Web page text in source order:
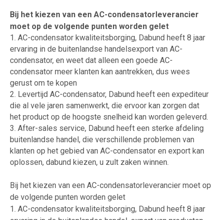
Bij het kiezen van een AC-condensatorleverancier
moet op de volgende punten worden gelet
1. AC-condensator kwaliteitsborging, Dabund heeft 8 jaar
ervaring in de buitenlandse handelsexport van AC-
condensator, en weet dat alleen een goede AC-
condensator meer klanten kan aantrekken, dus wees
gerust om te kopen
2. Levertijd AC-condensator, Dabund heeft een expediteur
die al vele jaren samenwerkt, die ervoor kan zorgen dat
het product op de hoogste snelheid kan worden geleverd.
3. After-sales service, Dabund heeft een sterke afdeling
buitenlandse handel, die verschillende problemen van
klanten op het gebied van AC-condensator en export kan
oplossen, dabund kiezen, u zult zaken winnen.
Bij het kiezen van een AC-condensatorleverancier moet op
de volgende punten worden gelet
1. AC-condensator kwaliteitsborging, Dabund heeft 8 jaar